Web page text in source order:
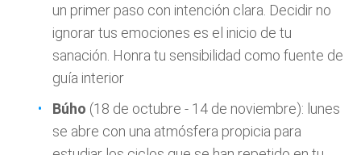
un primer paso con intención clara. Decidir no
ignorar tus emociones es el inicio de tu
sanación. Honra tu sensibilidad como fuente de
guía interior
Búho (18 de octubre - 14 de noviembre): lunes
se abre con una atmósfera propicia para